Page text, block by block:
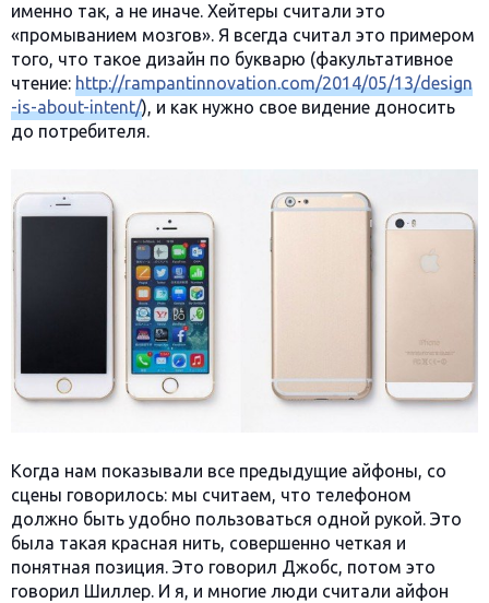
именно так, а не иначе. Хейтеры считали это
«промыванием мозгов». Я всегда считал это примером
того, что такое дизайн по букварю (факультативное
чтение: http://rampantinnovation.com/2014/05/13/design
-is-about-intent/), и как нужно свое видение доносить
до потребителя.
Когда нам показывали все предыдущие айфоны, со
сцены говорилось: мы считаем, что телефоном
должно быть удобно пользоваться одной рукой. Это
была такая красная нить, совершенно четкая и
понятная позиция. Это говорил Джобс, потом это
говорил Шиллер. И я, и многие люди считали айфон